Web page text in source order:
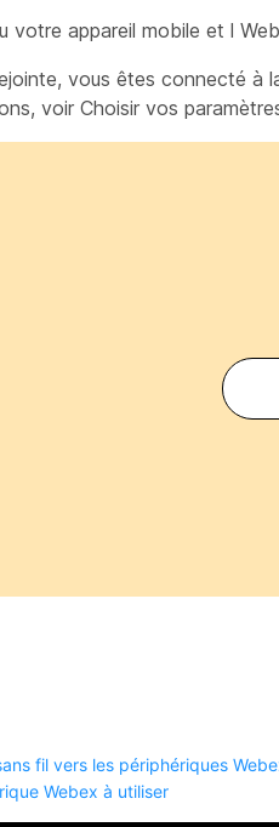
appareil mobile et l
vous êtes connecté à
voir Choisir vos
fil vers les périphériques
Webex à utiliser